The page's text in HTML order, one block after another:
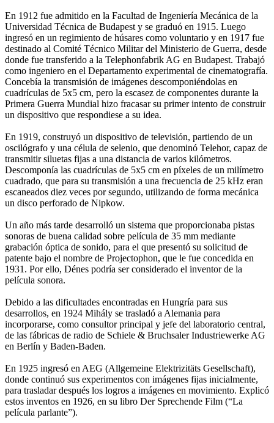
En 1912 fue admitido en la Facultad de Ingeniería Mecánica de la
Universidad Técnica de Budapest y se graduó en 1915. Luego
ingresó en un regimiento de húsares como voluntario y en 1917 fue
destinado al Comité Técnico Militar del Ministerio de Guerra, desde
donde fue transferido a la Telephonfabrik AG en Budapest. Trabajó
como ingeniero en el Departamento experimental de cinematografía.
Concebía la transmisión de imágenes descomponiéndolas en
cuadrículas de 5x5 cm, pero la escasez de componentes durante la
Primera Guerra Mundial hizo fracasar su primer intento de construir
un dispositivo que respondiese a su idea.
En 1919, construyó un dispositivo de televisión, partiendo de un
oscilógrafo y una célula de selenio, que denominó Telehor, capaz de
transmitir siluetas fijas a una distancia de varios kilómetros.
Descomponía las cuadrículas de 5x5 cm en píxeles de un milímetro
cuadrado, que para su transmisión a una frecuencia de 25 kHz eran
escaneados diez veces por segundo, utilizando de forma mecánica
un disco perforado de Nipkow.
Un año más tarde desarrolló un sistema que proporcionaba pistas
sonoras de buena calidad sobre película de 35 mm mediante
grabación óptica de sonido, para el que presentó su solicitud de
patente bajo el nombre de Projectophon, que le fue concedida en
1931. Por ello, Dénes podría ser considerado el inventor de la
película sonora.
Debido a las dificultades encontradas en Hungría para sus
desarrollos, en 1924 Mihály se trasladó a Alemania para
incorporarse, como consultor principal y jefe del laboratorio central,
de las fábricas de radio de Schiele & Bruchsaler Industriewerke AG
en Berlín y Baden-Baden.
En 1925 ingresó en AEG (Allgemeine Elektrizitäts Gesellschaft),
donde continuó sus experimentos con imágenes fijas inicialmente,
para trasladar después los logros a imágenes en movimiento. Explicó
estos inventos en 1926, en su libro Der Sprechende Film (“La
película parlante”).